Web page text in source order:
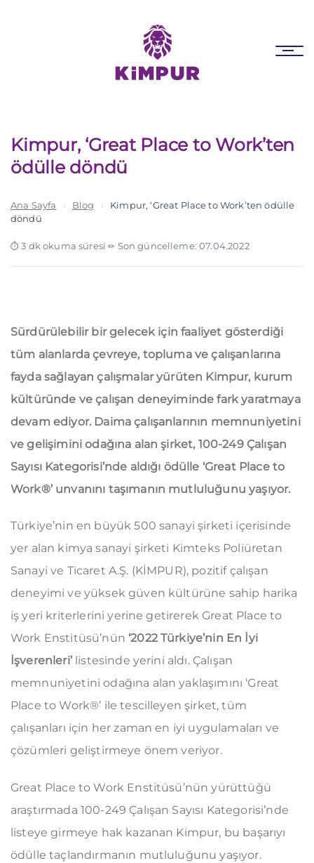
Kimpur, ‘Great Place to Work’ten
ödülle döndü
Ana Sayfa › Blog ›
Kimpur, ‘Great Place to Work’ten ödülle
döndü
3 dk okuma süresi· Son güncelleme: 07.04.2022
Sürdürülebilir bir gelecek için faaliyet gösterdiği
tüm alanlarda çevreye, topluma ve çalışanlarına
fayda sağlayan çalışmalar yürüten Kimpur, kurum
kültüründe ve çalışan deneyiminde fark yaratmaya
devam ediyor. Daima çalışanlarının memnuniyetini
ve gelişimini odağına alan şirket, 100-249 Çalışan
Sayısı Kategorisi’nde aldığı ödülle ‘Great Place to
Work®’ unvanını taşımanın mutluluğunu yaşıyor.
Türkiye’nin en büyük 500 sanayi şirketi içerisinde
yer alan kimya sanayi şirketi Kimteks Poliüretan
Sanayi ve Ticaret A.Ş. (KİMPUR), pozitif çalışan
deneyimi ve yüksek güven kültürüne sahip harika
iş yeri kriterlerini yerine getirerek Great Place to
Work Enstitüsü’nün ‘2022 Türkiye’nin En İyi
İşverenleri’ listesinde yerini aldı. Çalışan
memnuniyetini odağına alan yaklaşımını ‘Great
Place to Work®’ ile tescilleyen şirket, tüm
çalışanları için her zaman en iyi uygulamaları ve
çözümleri geliştirmeye önem veriyor.
Great Place to Work Enstitüsü’nün yürüttüğü
araştırmada 100-249 Çalışan Sayısı Kategorisi’nde
listeye girmeye hak kazanan Kimpur, bu başarıyı
ödülle taçlandırmanın mutluluğunu yaşıyor.